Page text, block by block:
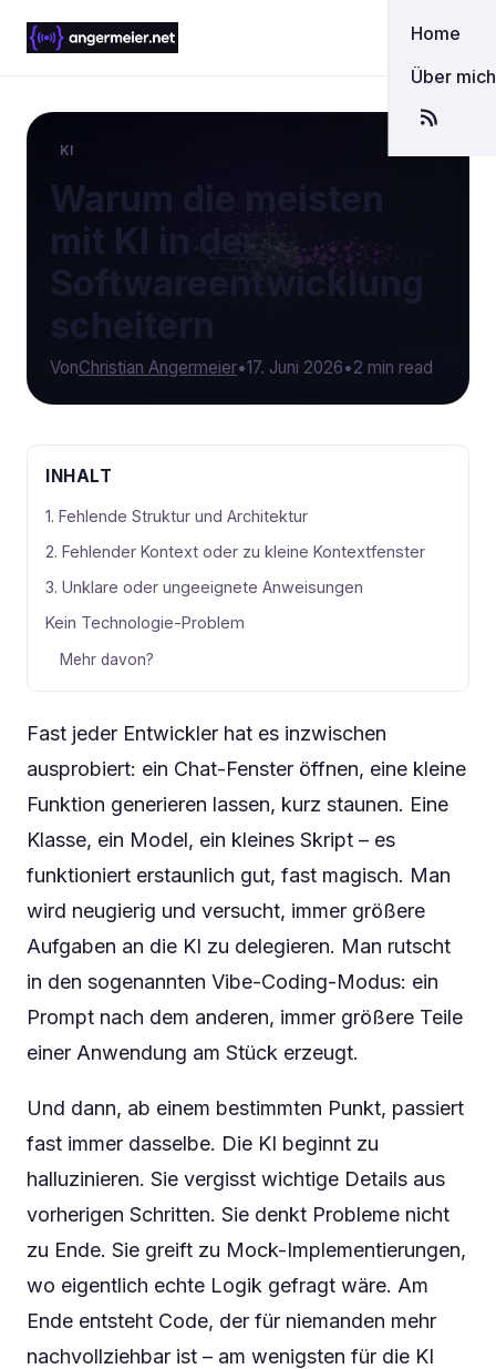
Home
Über mich
KI
Warum die meisten
mit KI in der
Softwareentwicklung
scheitern
VonChristian Angermeier•17. Juni 2026•2 min read
INHALT
1. Fehlende Struktur und Architektur
2. Fehlender Kontext oder zu kleine Kontextfenster
3. Unklare oder ungeeignete Anweisungen
Kein Technologie-Problem
Mehr davon?
Fast jeder Entwickler hat es inzwischen
ausprobiert: ein Chat-Fenster öffnen, eine kleine
Funktion generieren lassen, kurz staunen. Eine
Klasse, ein Model, ein kleines Skript – es
funktioniert erstaunlich gut, fast magisch. Man
wird neugierig und versucht, immer größere
Aufgaben an die KI zu delegieren. Man rutscht
in den sogenannten Vibe-Coding-Modus: ein
Prompt nach dem anderen, immer größere Teile
einer Anwendung am Stück erzeugt.
Und dann, ab einem bestimmten Punkt, passiert
fast immer dasselbe. Die KI beginnt zu
halluzinieren. Sie vergisst wichtige Details aus
vorherigen Schritten. Sie denkt Probleme nicht
zu Ende. Sie greift zu Mock-Implementierungen,
wo eigentlich echte Logik gefragt wäre. Am
Ende entsteht Code, der für niemanden mehr
nachvollziehbar ist – am wenigsten für die KI